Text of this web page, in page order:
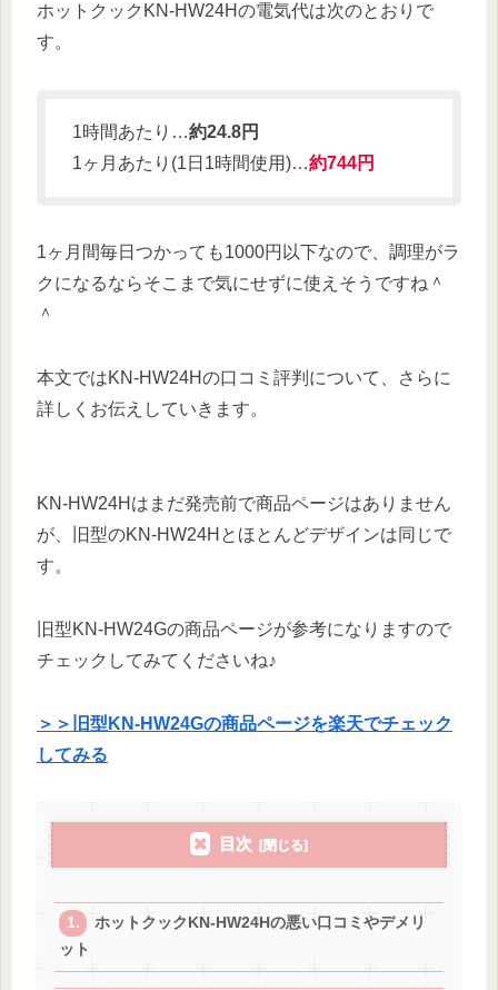
ホットクックKN-HW24Hの電気代は次のとおりで
す。
1時間あたり…約24.8円
1ヶ月あたり(1日1時間使用)…約744円
1ヶ月間毎日つかっても1000円以下なので、調理がラ
クになるならそこまで気にせずに使えそうですね＾
＾
本文ではKN-HW24Hの口コミ評判について、さらに
詳しくお伝えしていきます。
KN-HW24Hはまだ発売前で商品ページはありません
が、旧型のKN-HW24Hとほとんどデザインは同じで
す。
旧型KN-HW24Gの商品ページが参考になりますので
チェックしてみてくださいね♪
＞＞旧型KN-HW24Gの商品ページを楽天でチェック
してみる
目次
ホットクックKN-HW24Hの悪い口コミやデメリ
ット